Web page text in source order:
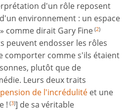
d'un rôle reposent
environnement : un espace
comme dirait Gary Fine (2)
peuvent endosser les rôles
comporter comme s'ils étaient
plutôt que de
Leurs deux traits
de l'incrédulité et une
! (3)] de sa véritable